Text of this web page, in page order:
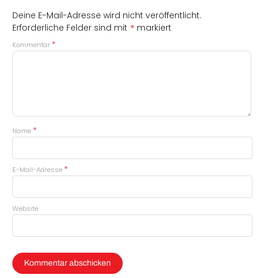
Deine E-Mail-Adresse wird nicht veröffentlicht.
Erforderliche Felder sind mit * markiert
Kommentar *
Name *
E-Mail-Adresse *
Website